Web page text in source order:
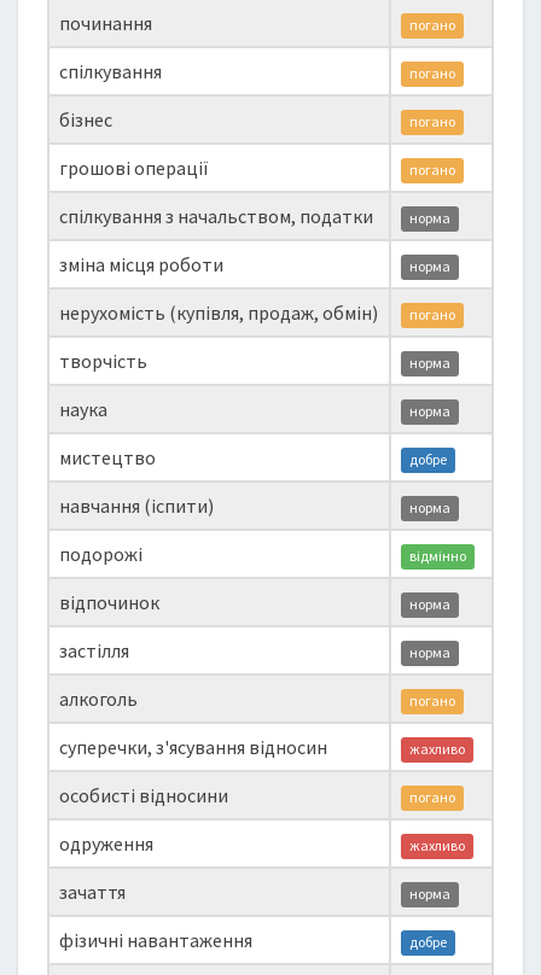
починання погано
спілкування погано
бізнес погано
грошові операції погано
спілкування з начальством, податки норма
зміна місця роботи норма
нерухомість (купівля, продаж, обмін) погано
творчість норма
наука норма
мистецтво добре
навчання (іспити) норма
подорожі відмінно
відпочинок норма
застілля норма
алкоголь погано
суперечки, з'ясування відносин жахливо
особисті відносини погано
одруження жахливо
зачаття норма
фізичні навантаження добре